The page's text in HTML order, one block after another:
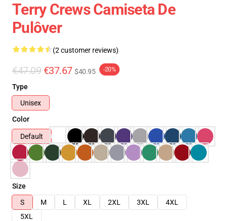
Terry Crews Camiseta De
Pulôver
(2 customer reviews)
€47.09 €37.67 $40.95 -20%
Type
Unisex
Color
Default
Size
S
M L XL 2XL 3XL
4XL
5XL